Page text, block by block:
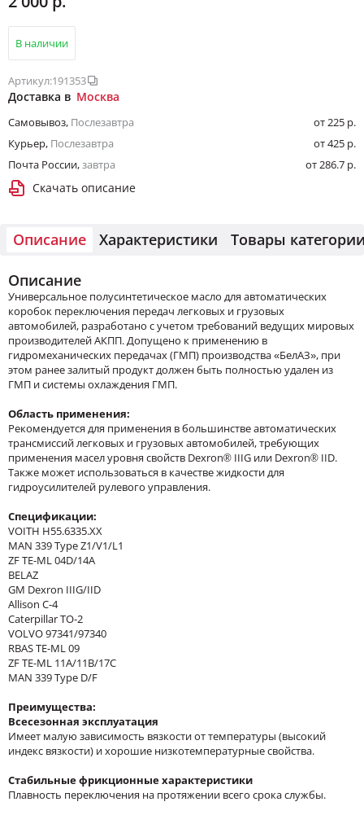
В наличии
Артикул:191353
Доставка в Москва
Самовывоз, Послезавтра
от 225 р.
Курьер, Послезавтра
от 425 р.
Почта России,завтра от 286.7 р.
Скачать описание
Описание Характеристики Товары
Описание
Универсальное полусинтетическое масло для автоматических
коробок переключения передач легковых и грузовых
автомобилей, разработано с учетом требований ведущих мировых
производителей АКПП. Допущено к применению в
гидромеханических передачах (ГМП) производства «БелАЗ», при
этом ранее залитый продукт должен быть полностью удален из
ГМП и системы охлаждения ГМП.
Область применения:
Рекомендуется для применения в большинстве автоматических
трансмиссий легковых и грузовых автомобилей, требующих
применения масел уровня свойств Dexron® IIIG или Dexron® IID.
Также может использоваться в качестве жидкости для
гидроусилителей рулевого управления.
Спецификации:
VOITH H55.6335.XX
MAN 339 Type Z1/V1/L1
ZF TE-ML 04D/14A
BELAZ
GM Dexron IIIG/IID
Allison C-4
Caterpillar TO-2
VOLVO 97341/97340
RBAS TE-ML 09
ZF TE-ML 11A/11B/17C
MAN 339 Type D/F
Преимущества:
Всесезонная эксплуатация
Имеет малую зависимость вязкости от температуры (высокий
индекс вязкости) и хорошие низкотемпературные свойства.
Стабильные фрикционные характеристики
Плавность переключения на протяжении всего срока службы.